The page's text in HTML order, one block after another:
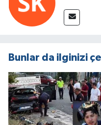
Bunlar da ilginizi